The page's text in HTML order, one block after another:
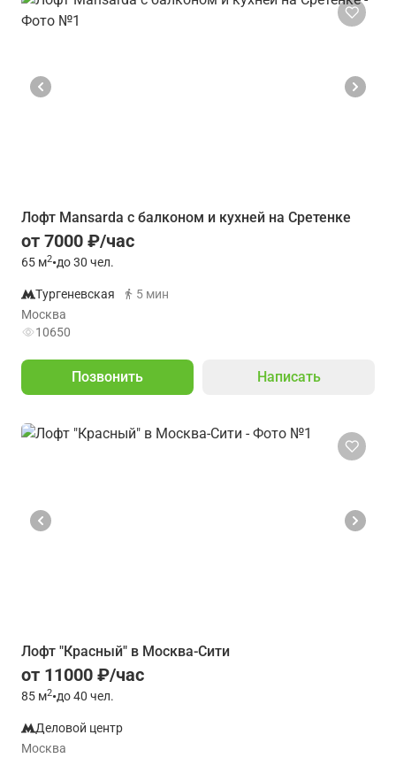
Лофт Mansarda с балконом и кухней на Сретенке
от 7000 ₽/час
65 м2•до 30 чел.
Тургеневская
5 мин
Москва
10650
Позвонить Написать
Лофт "Красный" в Москва-Сити
от 11000 ₽/час
85 м2•до 40 чел.
Деловой центр
Москва